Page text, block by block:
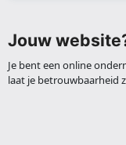
Jouw
Je bent een online
laat je betrouwbaarheid